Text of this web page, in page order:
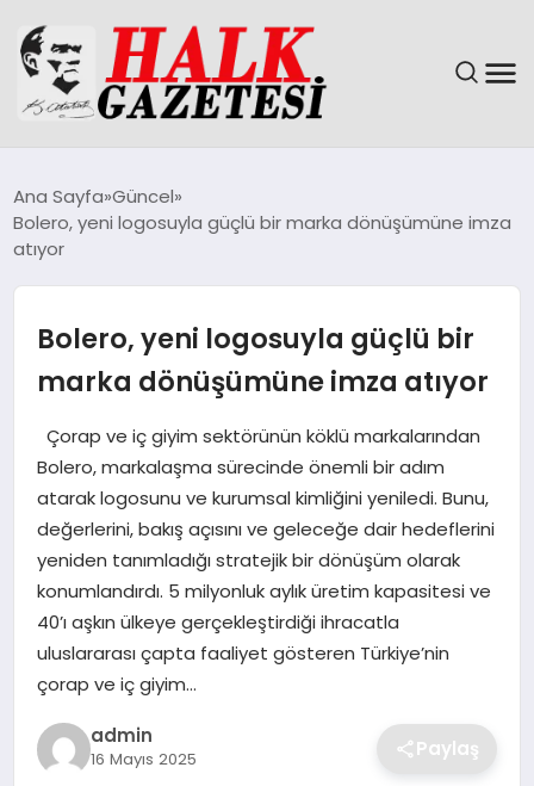
DÜNYA
MAGAZIN
SAĞLIK
SIYASET
SPOR
TEKNOLOJI
YAŞAM
Ana Sayfa Güncel
Bolero, yeni logosuyla güçlü bir marka dönüşümüne imza
atıyor
Bolero, yeni logosuyla güçlü bir
marka dönüşümüne imza atıyor
Çorap ve iç giyim sektörünün köklü markalarından
Bolero, markalaşma sürecinde önemli bir adım
atarak logosunu ve kurumsal kimliğini yeniledi. Bunu,
değerlerini, bakış açısını ve geleceğe dair hedeflerini
yeniden tanımladığı stratejik bir dönüşüm olarak
konumlandırdı. 5 milyonluk aylık üretim kapasitesi ve
40’ı aşkın ülkeye gerçekleştirdiği ihracatla
uluslararası çapta faaliyet gösteren Türkiye’nin
çorap ve iç giyim…
admin
16 Mayıs 2025 Paylaş